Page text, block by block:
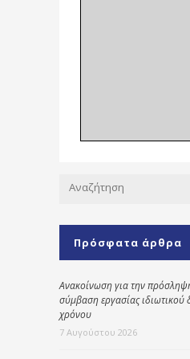
Πρόσφατα άρθρα
Ανακοίνωση για την
σύμβαση εργασίας ιδιωτικού
χρόνου
7 Αυγούστου 2026